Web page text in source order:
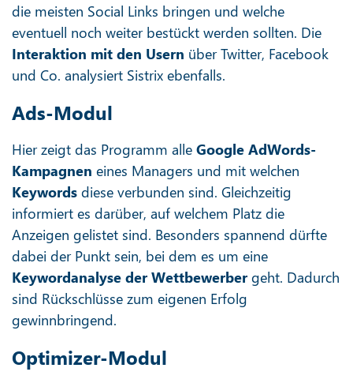
die meisten Social Links bringen und welche
eventuell noch weiter bestückt werden sollten. Die
Interaktion mit den Usern über Twitter, Facebook
und Co. analysiert Sistrix ebenfalls.
Ads-Modul
Hier zeigt das Programm alle Google AdWords-
Kampagnen eines Managers und mit welchen
Keywords diese verbunden sind. Gleichzeitig
informiert es darüber, auf welchem Platz die
Anzeigen gelistet sind. Besonders spannend dürfte
dabei der Punkt sein, bei dem es um eine
Keywordanalyse der Wettbewerber geht. Dadurch
sind Rückschlüsse zum eigenen Erfolg
gewinnbringend.
Optimizer-Modul